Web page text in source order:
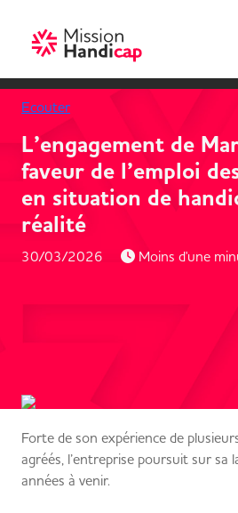
Ecouter
L’engagement de
faveur de l’emploi
en situation de
réalité
30/03/2026 Moins d'une
Forte de son expérience de
agréés, l’entreprise poursuit sur
années à venir.